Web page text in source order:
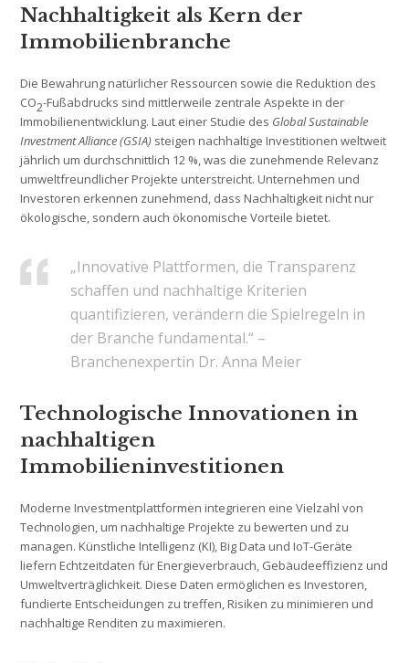
Nachhaltigkeit als Kern der
Immobilienbranche
Die Bewahrung natürlicher Ressourcen sowie die Reduktion des
CO2-Fußabdrucks sind mittlerweile zentrale Aspekte in der
Immobilienentwicklung. Laut einer Studie des Global Sustainable
Investment Alliance (GSIA) steigen nachhaltige Investitionen weltweit
jährlich um durchschnittlich 12 %, was die zunehmende Relevanz
umweltfreundlicher Projekte unterstreicht. Unternehmen und
Investoren erkennen zunehmend, dass Nachhaltigkeit nicht nur
ökologische, sondern auch ökonomische Vorteile bietet.
„Innovative Plattformen, die Transparenz
schaffen und nachhaltige Kriterien
quantifizieren, verändern die Spielregeln in
der Branche fundamental.“ –
Branchenexpertin Dr. Anna Meier
Technologische Innovationen in
nachhaltigen
Immobilieninvestitionen
Moderne Investmentplattformen integrieren eine Vielzahl von
Technologien, um nachhaltige Projekte zu bewerten und zu
managen. Künstliche Intelligenz (KI), Big Data und IoT-Geräte
liefern Echtzeitdaten für Energieverbrauch, Gebäudeeffizienz und
Umweltverträglichkeit. Diese Daten ermöglichen es Investoren,
fundierte Entscheidungen zu treffen, Risiken zu minimieren und
nachhaltige Renditen zu maximieren.